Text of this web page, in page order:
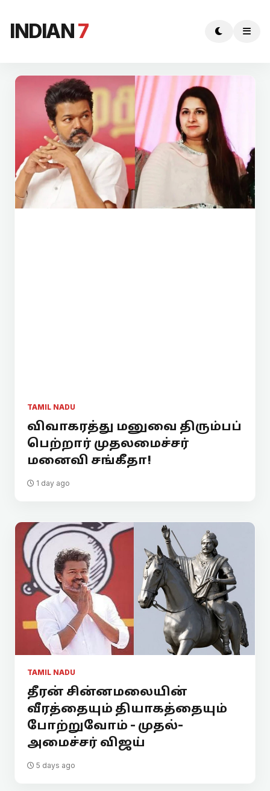
INDIAN7
TAMIL NADU
விவாகரத்து மனுவை திரும்பப்
பெற்றார் முதலமைச்சர்
மனைவி சங்கீதா!
1 day ago
TAMIL NADU
தீரன் சின்னமலையின்
வீரத்தையும் தியாகத்தையும்
போற்றுவோம் - முதல்-
அமைச்சர் விஜய்
5 days ago